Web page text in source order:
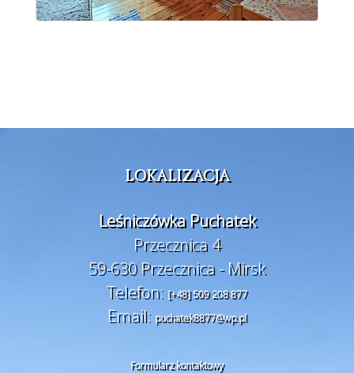
LOKALIZACJA
Leśniczówka Puchatek
Przecznica 4
59-630 Przecznica - Mirsk
Telefon: [+48] 509 208 877
Email: puchatek8877@wp.pl
Formularz kontaktowy